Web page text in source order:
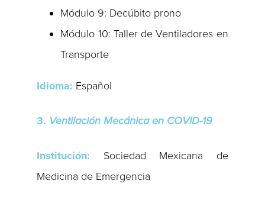
Módulo 9: Decúbito prono
Módulo 10: Taller de Ventiladores en
Transporte
Idioma: Español
3. Ventilación Mecánica en COVID-19
Institución: Sociedad Mexicana de
Medicina de Emergencia